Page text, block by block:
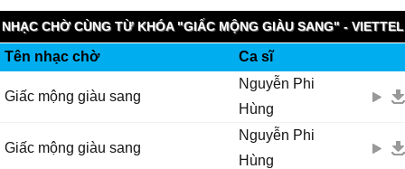
tựa tình ta đang mất đi hy vọng
rồi cơn gió đến mang yêu thương đi vội xa ,anh về lại với nỗi nhớ
NHẠC CHỜ CÙNG TỪ KHÓA "GIẤC MỘNG GIÀU SANG" - VIETTEL
Tên nhạc chờ Ca sĩ
Giấc mộng giàu sang
Nguyễn Phi
Hùng
Giấc mộng giàu sang
Nguyễn Phi
Hùng